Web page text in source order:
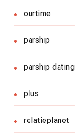
ourtime
parship
parship dating
plus
relatieplanet